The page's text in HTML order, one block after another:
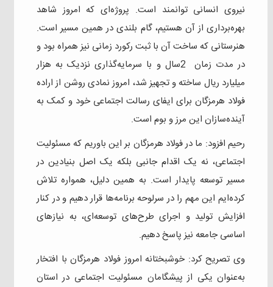
نیروی انسانی توانمند است. پروژه‌ای که امروز شاهد
بهره‌برداری از آن هستیم، گام بلندی در همین مسیر است.
هنرستانی که ساخت آن با ثبت رکورد زمانی نیز همراه بود و
در مدت زمان 2سال و با سرمایه‌گذاری نزدیک به هزار
میلیارد ریال ساخته و تجهیز شد، امروز نمادی روشن از اراده
فولاد هرمزگان برای ایفای رسالت اجتماعی خود و کمک به
آینده‌سازان این مرز و بوم است.
رحیم افزود: ما در فولاد هرمزگان بر این باوریم که مسئولیت
اجتماعی، نه یک اقدام جانبی بلکه یک اصل بنیادین در
مسیر توسعه پایدار است. به همین دلیل، همواره تلاش
کرده‌ایم این مهم را در سرلوحه برنامه‌ها قرار دهیم و در کنار
افزایش تولید و اجرای طرح‌های توسعه‌ای، به نیازهای
اساسی جامعه نیز پاسخ دهیم.
وی تصریح کرد: خوشبختانه امروز فولاد هرمزگان با افتخار
به‌عنوان یکی از پیشگامان مسئولیت اجتماعی در استان